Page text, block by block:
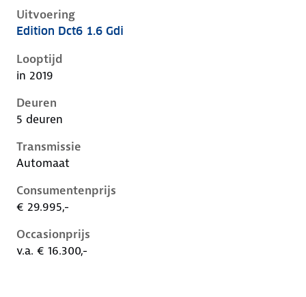
Uitvoering
Kia Niro i-de-1e-facelift, 1.6 gdi, 104 kW, Hybride
Edition Dct6 1.6 Gdi
Looptijd
in 2019
Deuren
5 deuren
Transmissie
Automaat
Consumentenprijs
€ 29.995,-
Occasionprijs
v.a. € 16.300,-